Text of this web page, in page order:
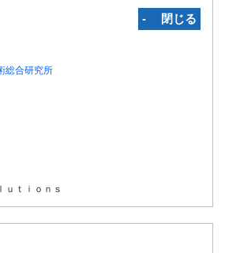
‐ 閉じる
総合研究所
ｔｉｏｎｓ